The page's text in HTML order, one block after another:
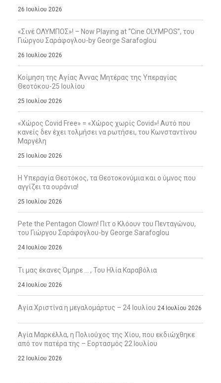
26 Ιουλίου 2026
«Σινέ ΟΛΥΜΠΟΣ»! – Now Playing at “Cine OLYMPOS”, του
Γιώργου Σαράφογλου-by George Sarafoglou
26 Ιουλίου 2026
Κοίμηση της Αγίας Άννας Μητέρας της Υπεραγίας
Θεοτόκου-25 Ιουλίου
25 Ιουλίου 2026
«Χώρος Covid Free» = «Χώρος χωρίς Covid»! Αυτό που
κανείς δεν έχει τολμήσει να ρωτήσει, του Κωνσταντίνου
Μαργέλη
25 Ιουλίου 2026
Η Υπεραγία Θεοτόκος, τα Θεοτοκονύμια και ο ύμνος που
αγγίζει τα ουράνια!
25 Ιουλίου 2026
Pete the Pentagon Clown! Πιτ ο Κλόουν του Πενταγώνου,
του Γιώργου Σαράφογλου-by George Sarafoglou
24 Ιουλίου 2026
Τι μας έκανες Όμηρε … , Του Ηλία Καραβόλια
24 Ιουλίου 2026
Αγία Χριστίνα η μεγαλομάρτυς – 24 Ιουλίου 24 Ιουλίου 2026
Αγία Μαρκέλλα, η Πολιούχος της Χίου, που εκδιώχθηκε
από τον πατέρα της – Εορτασμός 22 Ιουλίου
22 Ιουλίου 2026